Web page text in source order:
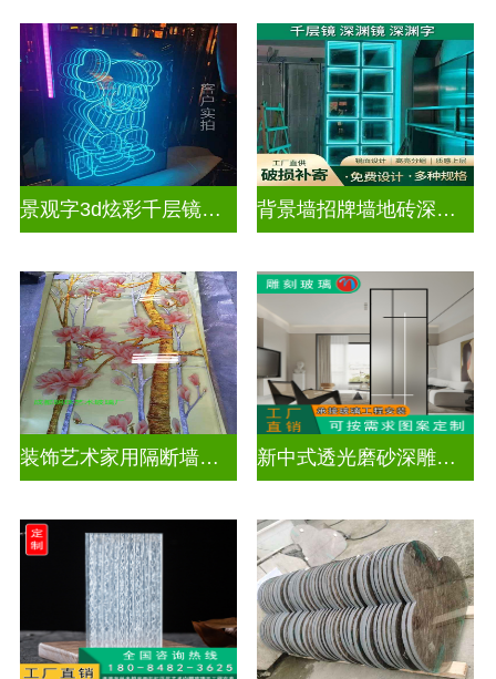
景观字3d炫彩千层镜深渊镜 背景墙招牌墙地砖深渊镜千层镜
装饰艺术家用隔断墙深雕玻璃 新中式透光磨砂深雕玻璃